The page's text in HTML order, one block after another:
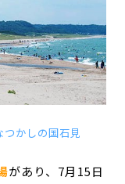
かしの国石見
があり、7月15日